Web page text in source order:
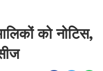
को नोटिस,